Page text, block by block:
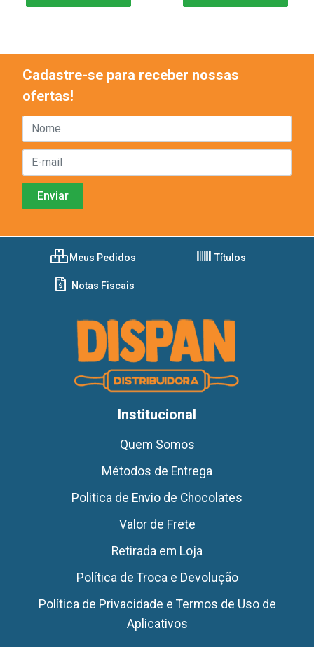
Cadastre-se para receber nossas
ofertas!
Meus Pedidos Títulos
Notas Fiscais
Institucional
Quem Somos
Métodos de Entrega
Politica de Envio de Chocolates
Valor de Frete
Retirada em Loja
Política de Troca e Devolução
Política de Privacidade e Termos de Uso de
Aplicativos